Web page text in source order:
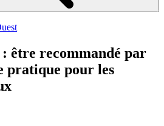
: être recommandé par
pratique pour les